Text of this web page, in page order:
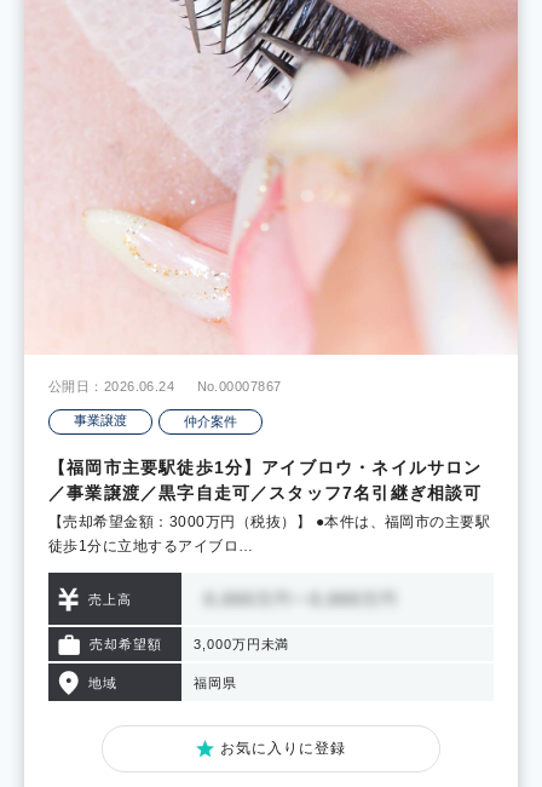
公開日：2026.06.24 No.00007867
事業譲渡 仲介案件
【福岡市主要駅徒歩1分】アイブロウ・ネイルサロン
／事業譲渡／黒字自走可／スタッフ7名引継ぎ相談可
【売却希望金額：3000万円（税抜）】 ●本件は、福岡市の主要駅
徒歩1分に立地するアイブロ…
売上高
売却希望額 3,000万円未満
地域 福岡県
お気に入りに登録